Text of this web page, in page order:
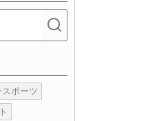
ポーツ